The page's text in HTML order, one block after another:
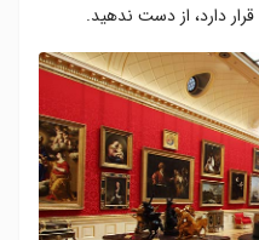
دارد، از دست ندهید.